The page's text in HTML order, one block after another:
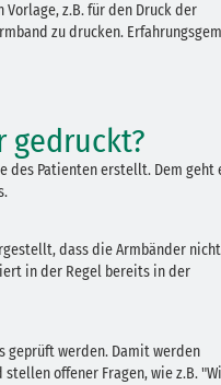
z.B. für den Druck der
zu drucken.
gedruckt?
des Patienten erstellt. Dem geht
dass die Armbänder
in der Regel bereits in der
geprüft werden. Damit werden
offener Fragen, wie z.B.